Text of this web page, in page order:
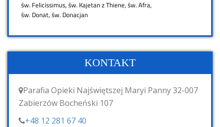
KONTAKT
Parafia Opieki Najświętszej Maryi Panny 32-007
Zabierzów Bocheński 107
+48 12 281 67 40